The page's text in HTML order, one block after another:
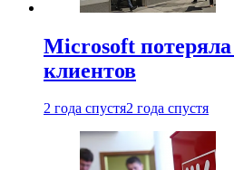
Microsoft
клиентов
2 года спустя2 года спустя